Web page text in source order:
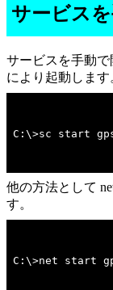
サービス
サービスを手動で
により起動します
C:\>sc start
他の方法として
す。
C:\>net start